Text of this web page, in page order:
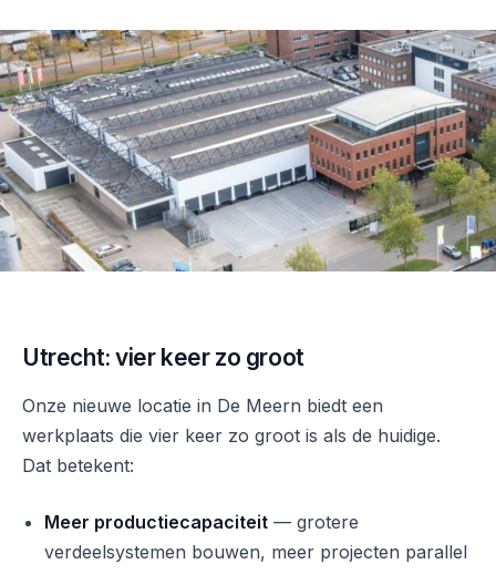
Utrecht: vier keer zo groot
Onze nieuwe locatie in De Meern biedt een
werkplaats die vier keer zo groot is als de huidige.
Dat betekent:
Meer productiecapaciteit — grotere
verdeelsystemen bouwen, meer projecten parallel